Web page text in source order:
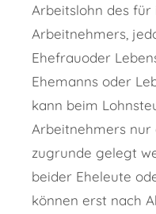
Arbeitslohn des für
Arbeitnehmers,
Ehefrauoder
Ehemanns oder
kann beim
Arbeitnehmers nur
zugrunde gelegt
beider Eheleute
können erst nach